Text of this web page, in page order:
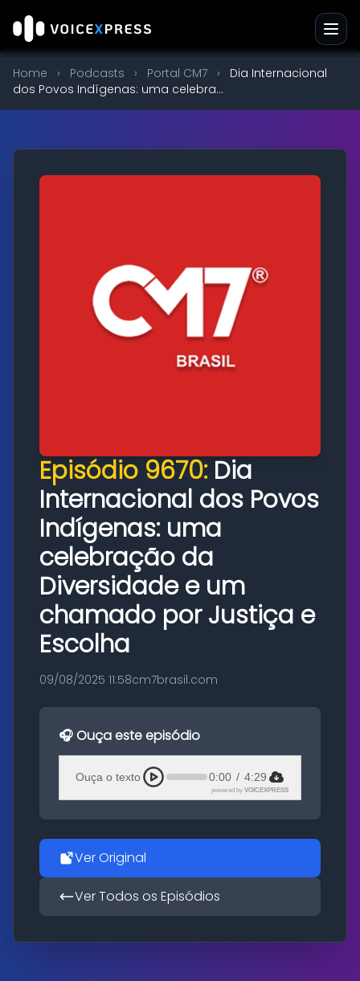
Home › Podcasts › Portal CM7 ›
Dia Internacional
dos Povos Indígenas: uma celebra...
Episódio 9670: Dia
Internacional dos Povos
Indígenas: uma
celebração da
Diversidade e um
chamado por Justiça e
Escolha
09/08/2025 11:58cm7brasil.com
🎧 Ouça este episódio
Ouça o texto 0:00 / 4:29
powered by VOICEXPRESS
Ver Original
Ver Todos os Episódios